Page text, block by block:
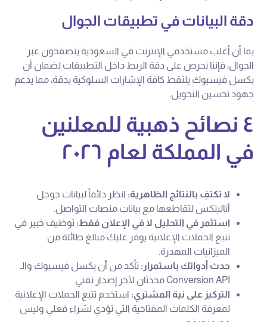
دقة البيانات في تطبيقات الجوال
بما أن أغلب مستخدمي الإنترنت في السعودية يتصفحون عبر
الجوال، فإننا نحرص على دقة الربط داخل التطبيقات لضمان أن
بكسل فيسبوك يلتقط كافة الإشارات السلوكية بدقة، مما يدعم
جهود تحسين التحويل.
٤ نصائح ذهبية للمعلنين
في المملكة لعام ٢٠٢٦
لا تكتفِ بالنتائج الظاهرية: انظر دائماً لبيانات جوجل
أناليتكس لتقاطعها مع بيانات منصات التواصل.
استثمر في التحليل لا في الإعلان فقط: توظيف خبير في
تتبع الحملات الإعلانية يوفر عليك مبالغ طائلة من
الميزانيات المهدرة.
حدث أدواتك باستمرار: تأكد من أن بكسل فيسبوك والـ
Conversion API محدثان لآخر إصدار تقني.
التركيز على نية المشتري: استخدم تتبع الحملات الإعلانية
لمعرفة الكلمات المفتاحية التي تؤدي لشراء فعلي وليس